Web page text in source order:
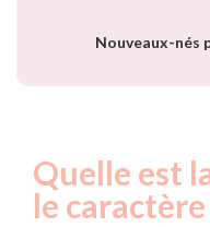
Nouveaux-nés
Quelle est
le